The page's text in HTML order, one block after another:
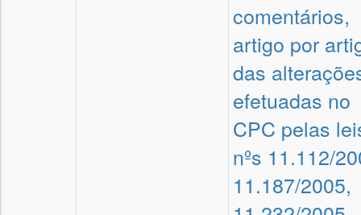
comentários,
artigo por
das
efetuadas no
CPC pelas
nºs 11.112/
11.187/2005,